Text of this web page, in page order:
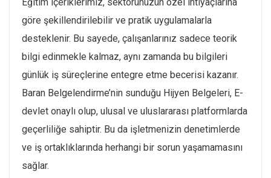
göre şekillendirilebilir ve pratik uygulamalarla
desteklenir. Bu sayede, çalışanlarınız sadece teorik
bilgi edinmekle kalmaz, aynı zamanda bu bilgileri
günlük iş süreçlerine entegre etme becerisi kazanır.
Baran Belgelendirme’nin sunduğu Hijyen Belgeleri, E-
devlet onaylı olup, ulusal ve uluslararası platformlarda
geçerliliğe sahiptir. Bu da işletmenizin denetimlerde
ve iş ortaklıklarında herhangi bir sorun yaşamamasını
sağlar.